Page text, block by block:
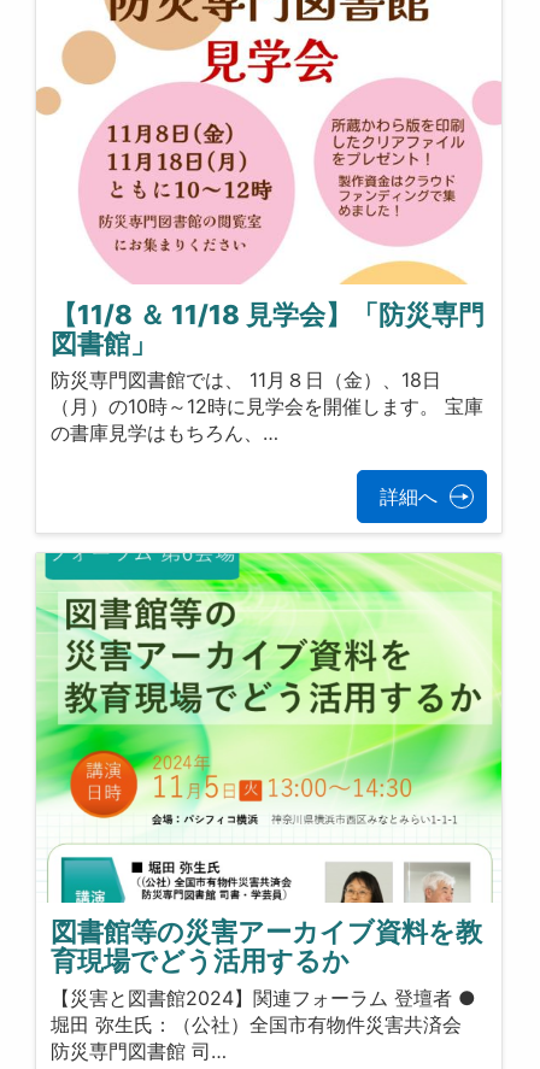
【11/8 ＆ 11/18 見学会】「防災専門
図書館」
防災専門図書館では、 11月８日（金）、18日
（月）の10時～12時に見学会を開催します。 宝庫
の書庫見学はもちろん、…
詳細へ
図書館等の災害アーカイブ資料を教
育現場でどう活用するか
【災害と図書館2024】関連フォーラム 登壇者 ●
堀田 弥生氏：（公社）全国市有物件災害共済会
防災専門図書館 司…